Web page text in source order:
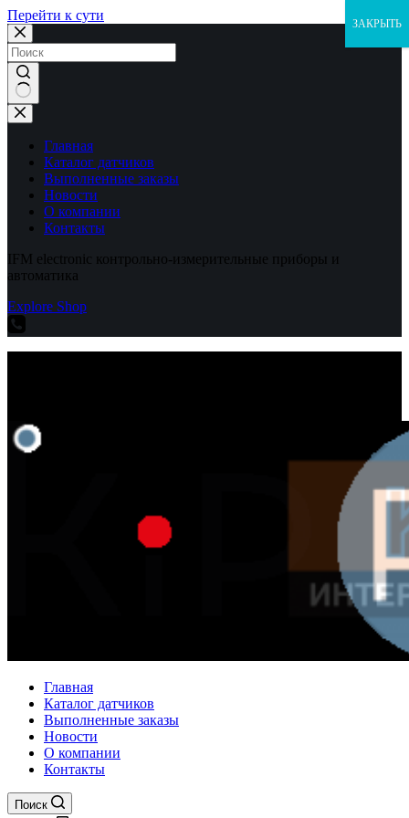
Перейти к сути
Ничего
не
найденоГлавная
Каталог датчиков
Выполненные заказы
Новости
О компании
Контакты
IFM electronic контрольно-измерительные приборы и
автоматика
Explore Shop
Главная
Каталог датчиков
Выполненные заказы
Новости
О компании
Контакты
Поиск
ЗАКРЫТЬ